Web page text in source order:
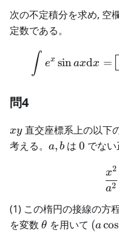
次の不定積分を求め, 空
定数である。
∫ ex sinaxdx =
問4
xy
xy直交座標系上の以下
考える。 a,b
a, b は0
0 でない
a2
x2
(1) この楕円の接線の方
を変数\theta
θ を用いて (acos